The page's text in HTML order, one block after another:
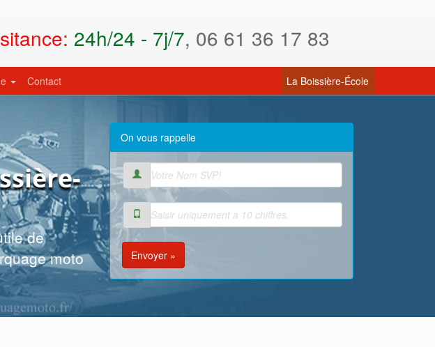
24h/24 - 7j/7, 06 61 36 17 83
Contact La Boissière-École(current)
de
moto
On vous rappelle
Envoyer »